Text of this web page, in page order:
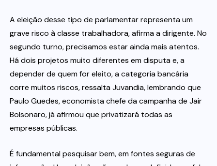
A eleição desse tipo de parlamentar representa um
grave risco à classe trabalhadora, afirma a dirigente. No
segundo turno, precisamos estar ainda mais atentos.
Há dois projetos muito diferentes em disputa e, a
depender de quem for eleito, a categoria bancária
corre muitos riscos, ressalta Juvandia, lembrando que
Paulo Guedes, economista chefe da campanha de Jair
Bolsonaro, já afirmou que privatizará todas as
empresas públicas.
É fundamental pesquisar bem, em fontes seguras de